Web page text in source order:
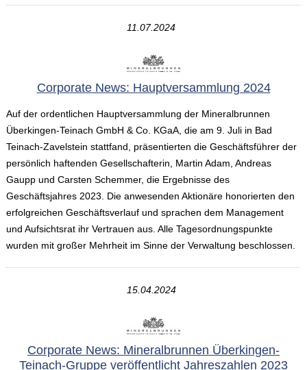
11.07.2024
Corporate News: Hauptversammlung 2024
Auf der ordentlichen Hauptversammlung der Mineralbrunnen
Überkingen-Teinach GmbH & Co. KGaA, die am 9. Juli in Bad
Teinach-Zavelstein stattfand, präsentierten die Geschäftsführer der
persönlich haftenden Gesellschafterin, Martin Adam, Andreas
Gaupp und Carsten Schemmer, die Ergebnisse des
Geschäftsjahres 2023. Die anwesenden Aktionäre honorierten den
erfolgreichen Geschäftsverlauf und sprachen dem Management
und Aufsichtsrat ihr Vertrauen aus. Alle Tagesordnungspunkte
wurden mit großer Mehrheit im Sinne der Verwaltung beschlossen.
15.04.2024
Corporate News: Mineralbrunnen Überkingen-
Teinach-Gruppe veröffentlicht Jahreszahlen 2023